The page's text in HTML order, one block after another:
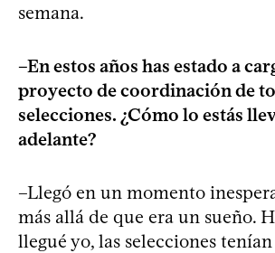
semana.
–En estos años has estado a
proyecto de coordinación de
selecciones. ¿Cómo lo estás
adelante?
–Llegó en un momento
más allá de que era un sueño.
llegué yo, las selecciones